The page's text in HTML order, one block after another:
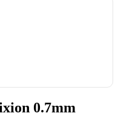
0.7mm